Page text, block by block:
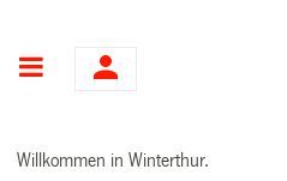
Hauptnavigation
Willkommen in Winterthur.